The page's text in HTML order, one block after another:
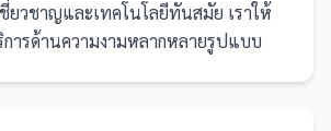
วชาญและเทคโนโลยีทันสมัย เราให้
ารด้านความงามหลากหลายรูปแบบ